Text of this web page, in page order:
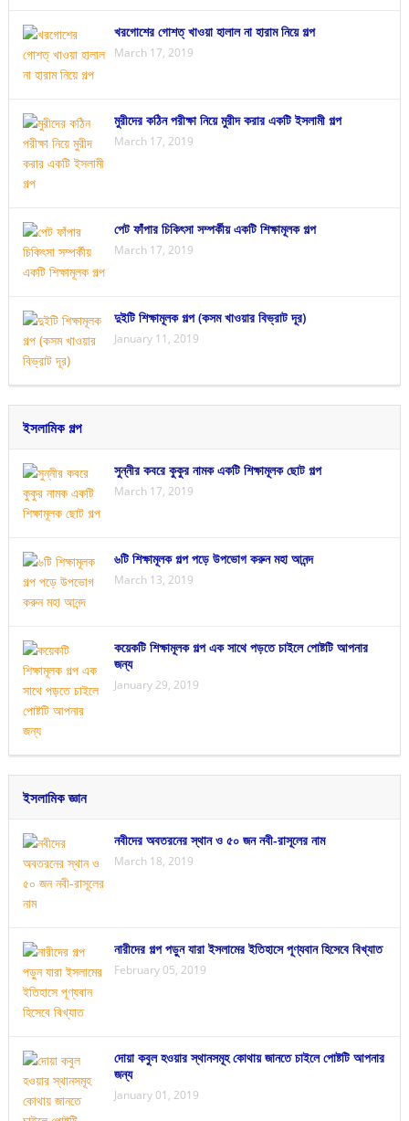
খরগোশের গোশত্ খাওয়া হালাল না হারাম নিয়ে গল্প
March 17, 2019
মুরীদের কঠিন পরীক্ষা নিয়ে মুরীদ করার একটি ইসলামী গল্প
March 17, 2019
পেট ফাঁপার চিকিৎসা সম্পর্কীয় একটি শিক্ষামূলক গল্প
March 17, 2019
দুইটি শিক্ষামূলক গল্প (কসম খাওয়ার বিভ্রাট দূর)
January 11, 2019
ইসলামিক গল্প
সুন্নীর কবরে কুকুর নামক একটি শিক্ষামূলক ছোট গল্প
March 17, 2019
৬টি শিক্ষামূলক গল্প পড়ে উপভোগ করুন মহা আনন্দ
March 13, 2019
কয়েকটি শিক্ষামূলক গল্প এক সাথে পড়তে চাইলে পোষ্টটি আপনার
জন্য
January 29, 2019
ইসলামিক জ্ঞান
নবীদের অবতরনের স্থান ও ৫০ জন নবী-রাসূলের নাম
March 18, 2019
নারীদের গল্প পড়ুন যারা ইসলামের ইতিহাসে পূণ্যবান হিসেবে বিখ্যাত
February 05, 2019
দোয়া কবুল হওয়ার স্থানসমূহ কোথায় জানতে চাইলে পোষ্টটি আপনার
জন্য
January 01, 2019